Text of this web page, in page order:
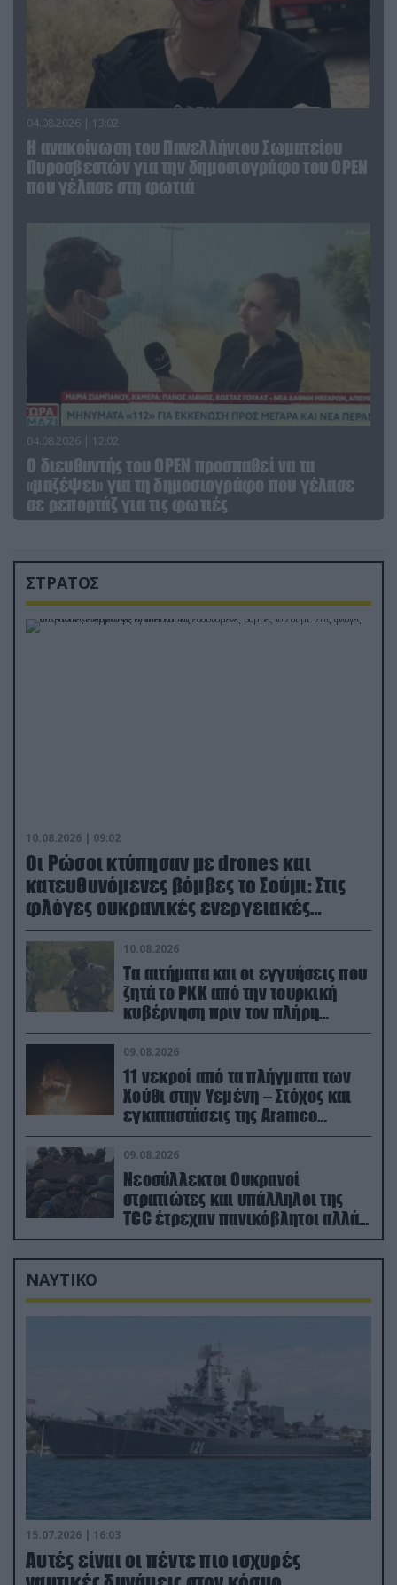
04.08.2026 | 13:02
Η ανακοίνωση του Πανελλήνιου Σωματείου
Πυροσβεστών για την δημοσιογράφο του OPEN
που γέλασε στη φωτιά
04.08.2026 | 12:02
O διευθυντής του OPEN προσπαθεί να τα
«μαζέψει» για τη δημοσιογράφο που γέλασε
σε ρεπορτάζ για τις φωτιές
ΣΤΡΑΤΟΣ
10.08.2026 | 09:02
Οι Ρώσοι κτύπησαν με drones και
κατευθυνόμενες βόμβες το Σούμι: Στις
φλόγες ουκρανικές ενεργειακές
εγκαταστάσεις
10.08.2026
Τα αιτήματα και οι εγγυήσεις που
ζητά το PKK από την τουρκική
κυβέρνηση πριν τον πλήρη
αφοπλισμό του
09.08.2026
11 νεκροί από τα πλήγματα των
Χούθι στην Υεμένη – Στόχος και
εγκαταστάσεις της Aramco
(βίντεο)
09.08.2026
Νεοσύλλεκτοι Ουκρανοί
στρατιώτες και υπάλληλοι της
TCC έτρεχαν πανικόβλητοι αλλά…
εξοντώθηκαν – Δείτε βίντεο
ΝΑΥΤΙΚΟ
15.07.2026 | 16:03
Aυτές είναι οι πέντε πιο ισχυρές